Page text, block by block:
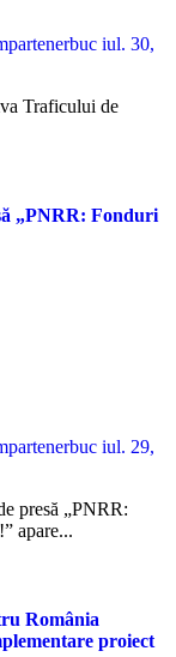
iul. 30,
„PNRR: Fonduri
iul. 29,
apare...
România
proiect